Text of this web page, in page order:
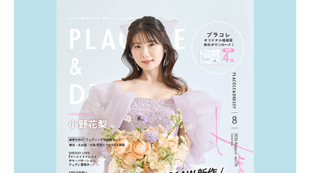
一番お得？」「プラコレの特典は？」といった疑問も
解決します。 まずは診断で候補を絞れる「ウェディ
ング診断」か、体験型 […]続きを読む